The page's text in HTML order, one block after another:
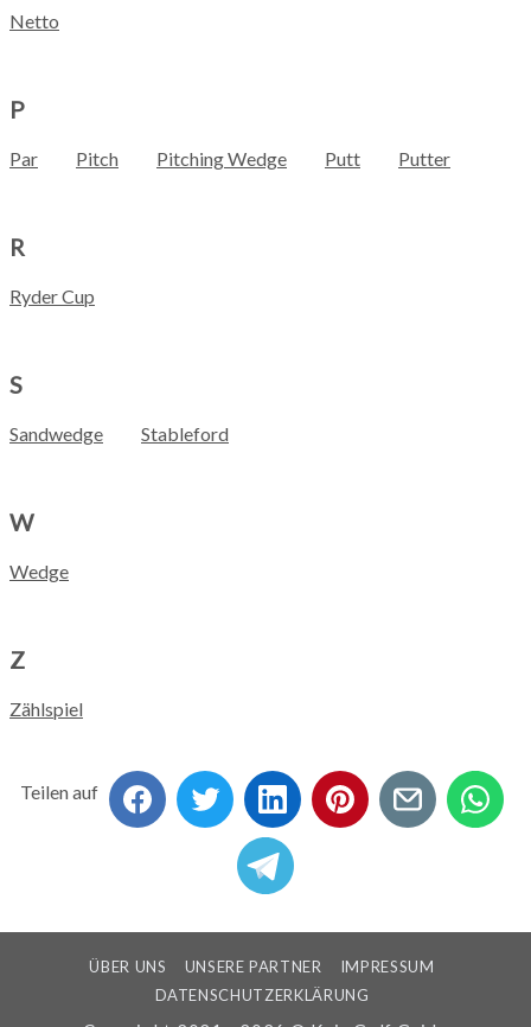
Netto
P
Par Pitch Pitching Wedge Putt Putter
R
Ryder Cup
S
Sandwedge Stableford
W
Wedge
Z
Zählspiel
Teilen auf
ÜBER UNS UNSERE PARTNER
IMPRESSUM
DATENSCHUTZERKLÄRUNG